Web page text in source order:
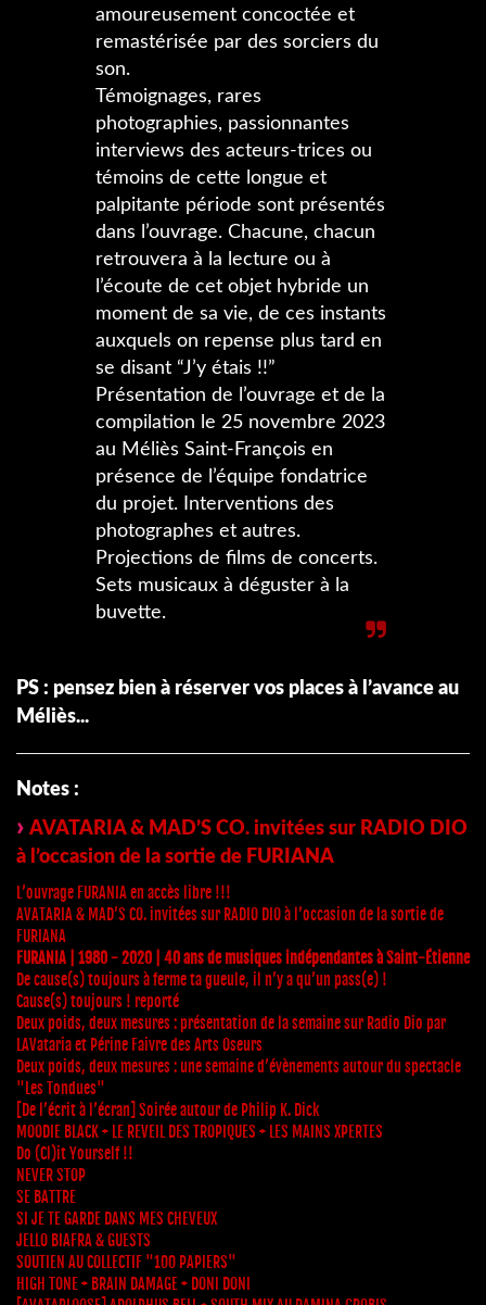
amoureusement concoctée et
remastérisée par des sorciers du
son.
Témoignages, rares
photographies, passionnantes
interviews des acteurs-trices ou
témoins de cette longue et
palpitante période sont présentés
dans l’ouvrage. Chacune, chacun
retrouvera à la lecture ou à
l’écoute de cet objet hybride un
moment de sa vie, de ces instants
auxquels on repense plus tard en
se disant “J’y étais !!”
Présentation de l’ouvrage et de la
compilation le 25 novembre 2023
au Méliès Saint-François en
présence de l’équipe fondatrice
du projet. Interventions des
photographes et autres.
Projections de films de concerts.
Sets musicaux à déguster à la
buvette.
PS : pensez bien à réserver vos places à l’avance au
Méliès...
Notes :
AVATARIA & MAD’S CO. invitées sur RADIO DIO
à l’occasion de la sortie de FURIANA
L’ouvrage FURANIA en accès libre !!!
AVATARIA & MAD’S CO. invitées sur RADIO DIO à l’occasion de la sortie de
FURIANA
FURANIA | 1980 - 2020 | 40 ans de musiques indépendantes à Saint-Étienne
De cause(s) toujours à ferme ta gueule, il n’y a qu’un pass(e) !
Cause(s) toujours ! reporté
Deux poids, deux mesures : présentation de la semaine sur Radio Dio par
LAVataria et Périne Faivre des Arts Oseurs
Deux poids, deux mesures : une semaine d’évènements autour du spectacle
"Les Tondues"
[De l’écrit à l’écran] Soirée autour de Philip K. Dick
MOODIE BLACK + LE REVEIL DES TROPIQUES + LES MAINS XPERTES
Do (Cl)it Yourself !!
NEVER STOP
SE BATTRE
SI JE TE GARDE DANS MES CHEVEUX
JELLO BIAFRA & GUESTS
SOUTIEN AU COLLECTIF "100 PAPIERS"
HIGH TONE + BRAIN DAMAGE + DONI DONI